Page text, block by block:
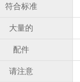
符合标准
大量的
配件
请注意